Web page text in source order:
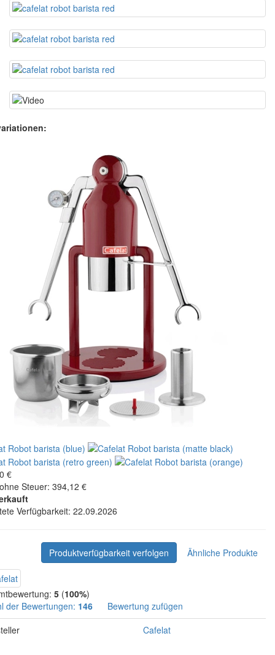
€
Steuer: 394,12 €
Verfügbarkeit: 22.09.2026
Produktverfügbarkeit verfolgen Ähnliche Produkte
5 (100%)
der Bewertungen: 146
Bewertung zufügen
Cafelat